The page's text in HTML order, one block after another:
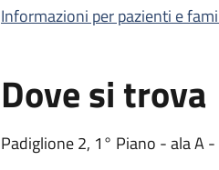
Informazioni per pazienti e
Dove si trova
Padiglione 2, 1° Piano - ala A -